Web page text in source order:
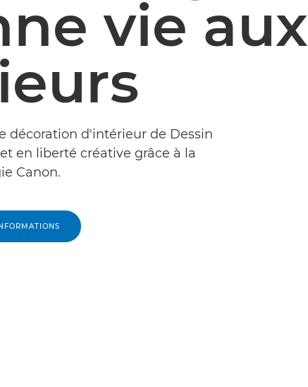
vie aux
décoration d'intérieur de Dessin
en liberté créative grâce à la
Canon.